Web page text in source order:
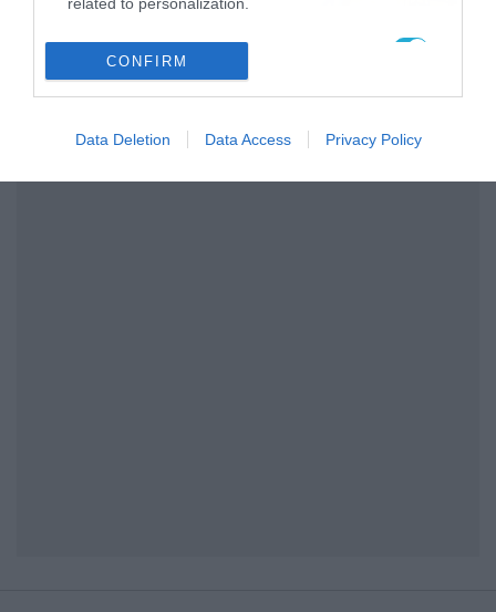
I want to allow Google to enable storage
related to security, including authentication
functionality and fraud prevention, and other
CONFIRM
Data Deletion Data Access Privacy Policy